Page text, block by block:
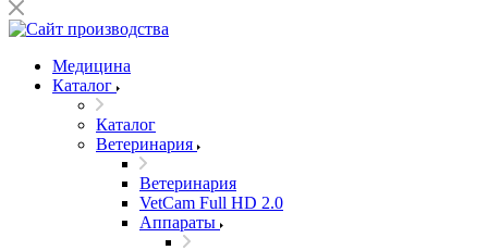
Медицина
Каталог
Каталог
Ветеринария
Ветеринария
VetCam Full HD 2.0
Аппараты